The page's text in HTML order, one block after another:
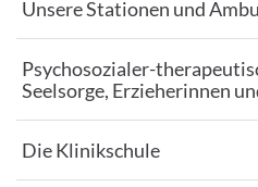
Unsere Stationen und
Psychosozialer-
Seelsorge, Erzieherinnen
Die Klinikschule